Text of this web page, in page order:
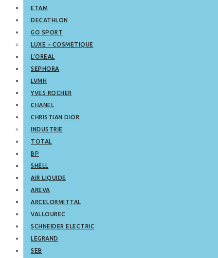
ETAM
DECATHLON
GO SPORT
LUXE – COSMETIQUE
L’OREAL
SEPHORA
LVMH
YVES ROCHER
CHANEL
CHRISTIAN DIOR
INDUSTRIE
TOTAL
BP
SHELL
AIR LIQUIDE
AREVA
ARCELORMITTAL
VALLOUREC
SCHNEIDER ELECTRIC
LEGRAND
SEB